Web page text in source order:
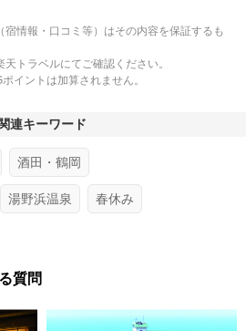
情報・口コミ等）はその内容を保証するも
トラベルにてご確認ください。
イントは加算されません。
関連キーワード
酒田・鶴岡
湯野浜温泉 春休み
質問